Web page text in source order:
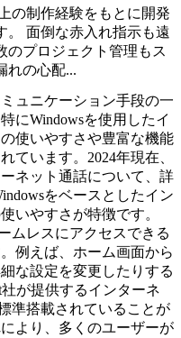
ュニケーション手段の一
にWindowsを使用したイ
使いやすさや豊富な機能
ています。2024年現在、
ネット通話について、詳
をベースとしたイン
いやすさが特徴です。
ムレスにアクセスできる
例えば、ホーム画面から
な設定を変更したりする
が提供するインターネ
準搭載されていることが
より、多くのユーザーが
の制作経験をもとに開発
。 面倒な赤入れ指示も遠
のプロジェクト管理もス
れの心配...